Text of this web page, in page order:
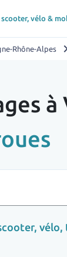
vélo &
Rhône-Alpes